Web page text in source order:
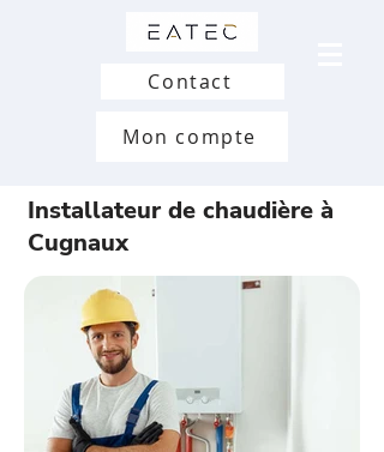
Contact
Mon compte
Installateur de chaudière à
Cugnaux